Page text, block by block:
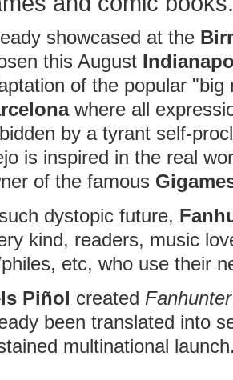
showcased at the
this August
of the popular
where all
by a tyrant self-
is inspired in the real
of the famous
dystopic future,
kind, readers, music
etc, who use their
Piñol created Fanhunter
been translated into
multinational